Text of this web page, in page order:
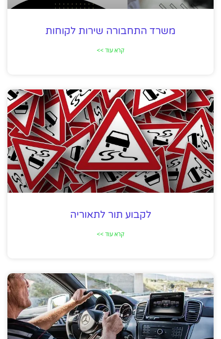
משרד התחבורה שירות לקוחות
קרא עוד >>
לקבוע תור לתאוריה
קרא עוד >>